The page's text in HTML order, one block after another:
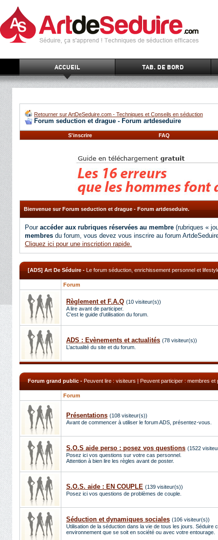
ACCUEIL TAB. DE BORD
Retourner sur ArtDeSeduire.com - Techniques et Conseils en séduction
Forum seduction et drague - Forum artdeseduire
S'inscrire FAQ
Bienvenue sur Forum seduction et drague - Forum artdeseduire.
Pour accéder aux rubriques réservées au membre (rubriques «
membres du forum, vous devez vous inscrire au forum
Cliquez ici pour une inscription rapide.
[ADS] Art De Séduire-Le forum séduction, enrichissement personnel et
Forum
Règlement et F.A.Q (10 visiteur(s))
A lire avant de participer.
C'est le guide d’utilisation du forum.
ADS : Evènements et actualités (78 visiteur(s))
L’actualité du site et du forum.
Forum grand public-Peuvent lire : visiteurs | Peuvent participer : membres et
Forum
Présentations (108 visiteur(s))
Avant de commencer à utiliser le forum ADS, présentez-vous.
S.O.S aide perso : posez vos questions (1522
Posez ici vos questions sur votre cas personnel.
Attention à bien lire les règles avant de poster.
S.O.S. aide : EN COUPLE (139 visiteur(s))
Posez ici vos questions de problèmes de couple.
Séduction et dynamiques sociales (106 visiteur(s))
Utilisation de la séduction dans la vie de tous les jours. Séduire
environnement que se soit en société ou avec votre entourage.